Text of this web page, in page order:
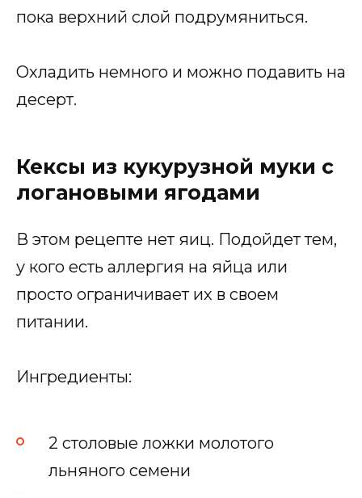
пока верхний слой подрумяниться.
Охладить немного и можно подавить на
десерт.
Кексы из кукурузной муки с
логановыми ягодами
В этом рецепте нет яиц. Подойдет тем,
у кого есть аллергия на яйца или
просто ограничивает их в своем
питании.
Ингредиенты:
2 столовые ложки молотого
льняного семени